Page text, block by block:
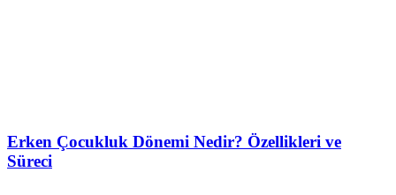
Erken Çocukluk Dönemi Nedir? Özellikleri ve
Süreci